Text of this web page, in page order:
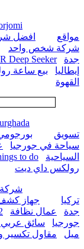
مواقع
افضل
شركة شخص واحد
جدة
Deep Seeker
إيطاليا
بيع ساعة
القهوة
تسويق
سياحة في جورجيا
السياحية
to do
رولكس داي ديت
شركة
تركيا
جهاز
جدة
عمال نظافة
جورجيا
سائق
ميل
مقاول تكسير